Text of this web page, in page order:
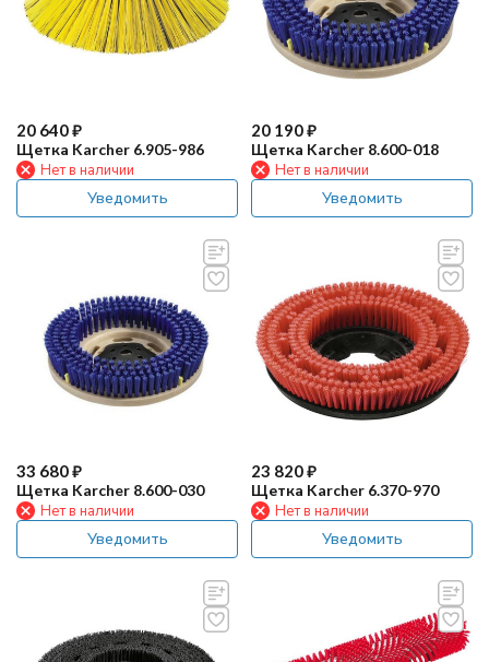
20 640₽
Щетка Karcher 6.905-986
Нет в наличии
Уведомить
20 190₽
Щетка Karcher 8.600-018
Нет в наличии
Уведомить
33 680₽
Щетка Karcher 8.600-030
Нет в наличии
Уведомить
23 820₽
Щетка Karcher 6.370-970
Нет в наличии
Уведомить